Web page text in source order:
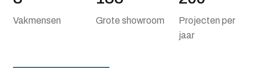
Vakmensen Grote showroom
Projecten per
jaar